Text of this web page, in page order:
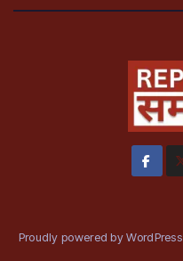
Proudly powered by WordPress